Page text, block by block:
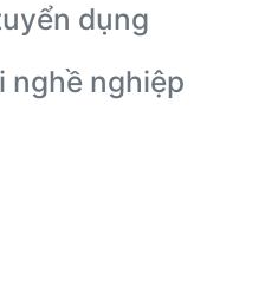
dụng
nghề nghiệp